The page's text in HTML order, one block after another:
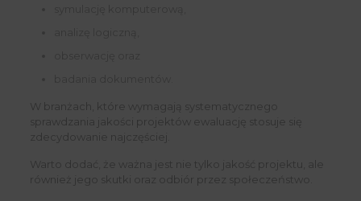
W branżach, które wymagają systematycznego
sprawdzania jakości projektów ewaluację stosuje się
zdecydowanie najczęściej.
Warto dodać, że ważna jest nie tylko jakość projektu, ale
również jego skutki oraz odbiór przez społeczeństwo.